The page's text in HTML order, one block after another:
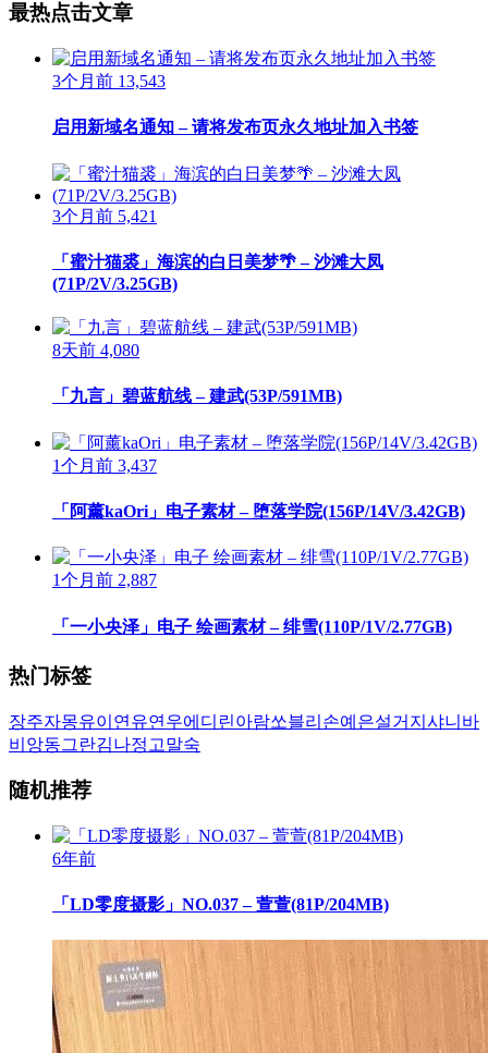
最热点击文章
3个月前 13,543
启用新域名通知 – 请将发布页永久地址加入书签
3个月前 5,421
「蜜汁猫裘」海滨的白日美梦🌴 – 沙滩大凤
(71P/2V/3.25GB)
8天前 4,080
「九言」碧蓝航线 – 建武(53P/591MB)
1个月前 3,437
「阿薰kaOri」电子素材 – 堕落学院(156P/14V/3.42GB)
1个月前 2,887
「一小央泽」电子 绘画素材 – 绯雪(110P/1V/2.77GB)
热门标签
장주자몽유이 연유연우에디린아람쏘블리 손예은설거지 샤니 바
비앙동그란김나정 고말숙
随机推荐
6年前
「LD零度摄影」NO.037 – 萱萱(81P/204MB)